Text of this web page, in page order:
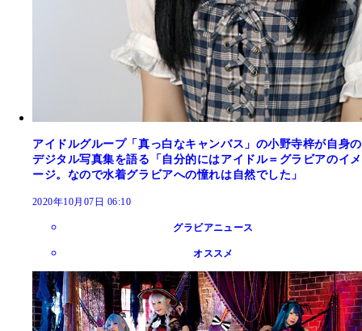
アイドルグループ「真っ白なキャンバス」の小野寺梓が自身の
デジタル写真集を語る「自分的にはアイドル＝グラビアのイメ
ージ。なので水着グラビアへの憧れは自然でした」
2020年10月07日 06:10
グラビアニュース
オススメ